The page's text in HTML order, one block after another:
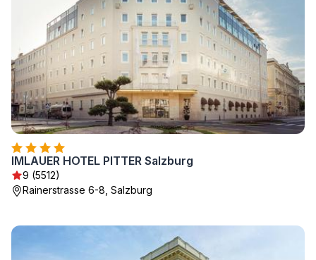
IMLAUER HOTEL PITTER Salzburg
9 (5512)
Rainerstrasse 6-8, Salzburg